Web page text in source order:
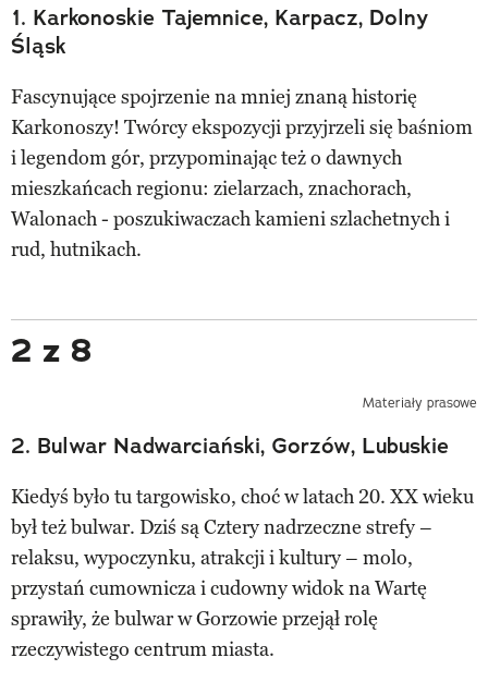
1. Karkonoskie Tajemnice, Karpacz, Dolny
Śląsk
Fascynujące spojrzenie na mniej znaną historię
Karkonoszy! Twórcy ekspozycji przyjrzeli się baśniom
i legendom gór, przypominając też o dawnych
mieszkańcach regionu: zielarzach, znachorach,
Walonach - poszukiwaczach kamieni szlachetnych i
rud, hutnikach.
2 z 8
Materiały prasowe
2. Bulwar Nadwarciański, Gorzów, Lubuskie
Kiedyś było tu targowisko, choć w latach 20. XX wieku
był też bulwar. Dziś są Cztery nadrzeczne strefy –
relaksu, wypoczynku, atrakcji i kultury – molo,
przystań cumownicza i cudowny widok na Wartę
sprawiły, że bulwar w Gorzowie przejął rolę
rzeczywistego centrum miasta.